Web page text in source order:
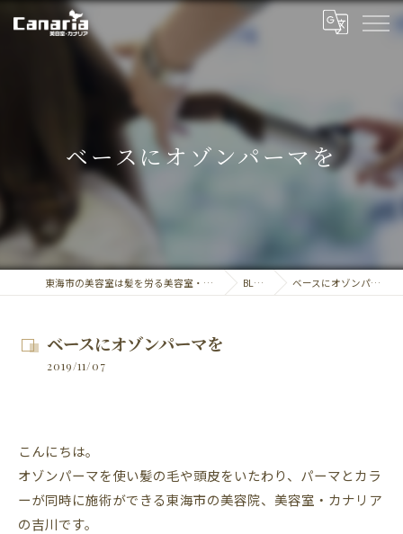
ベースにオゾンパーマを
東海市の美容室は髪を労る美容室・カナリア BLOG ベースにオゾンパーマを
ベースにオゾンパーマを
2019/11/07
こんにちは。
オゾンパーマを使い髪の毛や頭皮をいたわり、パーマとカラ
ーが同時に施術ができる東海市の美容院、美容室・カナリア
の吉川です。